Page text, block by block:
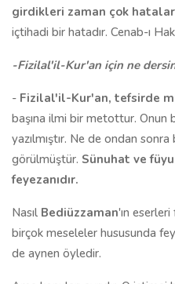
girdikleri zaman çok
içtihadi bir hatadır. Cenab-ı
-Fizilal'il-Kur'an için ne
- Fizilal'il-Kur'an, tefsirde
başına ilmi bir metottur. Onun
yazılmıştır. Ne de ondan
görülmüştür. Sünuhat ve
feyezanıdır.
Nasıl Bediüzzaman'ın
birçok meseleler hususunda
de aynen öyledir.